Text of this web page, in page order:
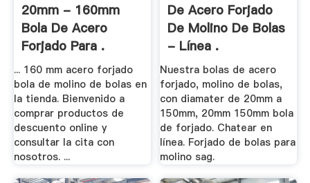
20mm - 160mm
Bola De Acero
Forjado Para .
... 160 mm acero forjado
bola de molino de bolas en
la tienda. Bienvenido a
comprar productos de
descuento online y
consultar la cita con
nosotros. ...
De Acero Forjado
De Molino De Bolas
- Línea .
Nuestra bolas de acero
forjado, molino de bolas,
con diamater de 20mm a
150mm, 20mm 150mm bola
de forjado. Chatear en
línea. Forjado de bolas para
molino sag.